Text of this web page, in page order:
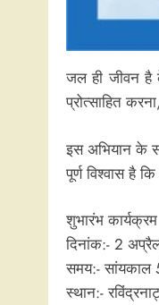
जल ही जीवन है
प्रोत्साहित
इस अभियान के
पूर्ण विश्वास है
शुभारंभ कार्यक्रम
दिनांक:- 2
समय:-
स्थान:-